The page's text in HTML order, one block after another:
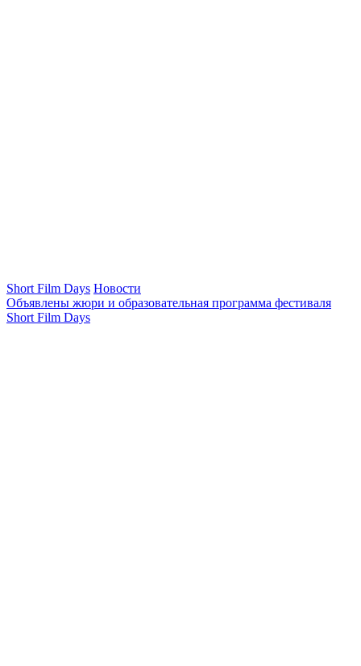
Short Film Days Новости
Объявлены жюри и образовательная программа фестиваля
Short Film Days